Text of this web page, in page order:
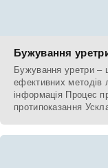
Бужування
Бужування уретри –
ефективних методів
інформація Процес
протипоказання